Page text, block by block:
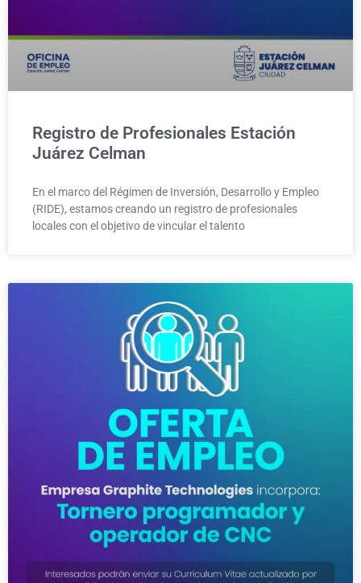
Registro de Profesionales Estación
Juárez Celman
En el marco del Régimen de Inversión, Desarrollo y Empleo
(RIDE), estamos creando un registro de profesionales
locales con el objetivo de vincular el talento